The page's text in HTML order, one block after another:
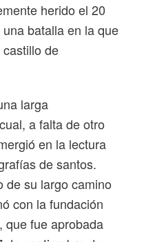
herido el 20
batalla en la que
de
larga
a falta de otro
en la lectura
de santos.
de su largo camino
con la fundación
que fue aprobada